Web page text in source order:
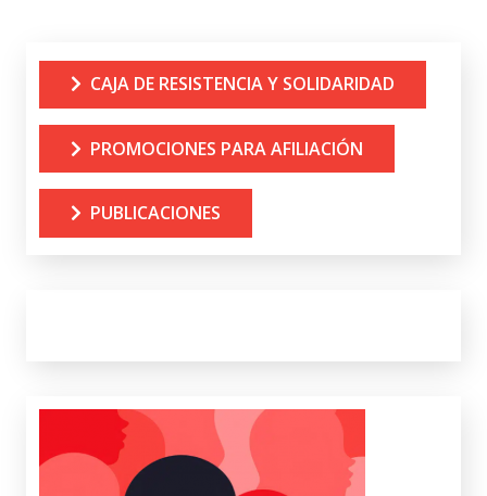
CAJA DE RESISTENCIA Y SOLIDARIDAD
PROMOCIONES PARA AFILIACIÓN
PUBLICACIONES